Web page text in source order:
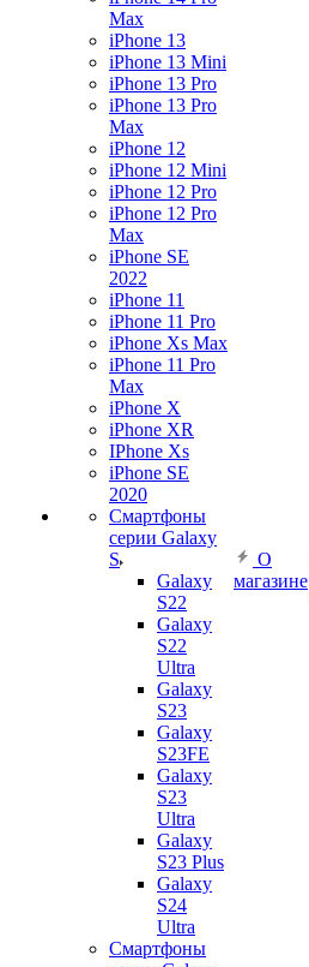
Max
iPhone 13
iPhone 13 Mini
iPhone 13 Pro
iPhone 13 Pro
Max
iPhone 12
iPhone 12 Mini
iPhone 12 Pro
iPhone 12 Pro
Max
iPhone SE
2022
iPhone 11
iPhone 11 Pro
iPhone Xs Max
iPhone 11 Pro
Max
iPhone X
iPhone XR
IPhone Xs
iPhone SE
2020
Смартфоны
серии Galaxy
S
Galaxy
S22
Galaxy
S22
Ultra
Galaxy
S23
Galaxy
S23FE
Galaxy
S23
Ultra
Galaxy
S23 Plus
Galaxy
S24
Ultra
Смартфоны
О
магазине